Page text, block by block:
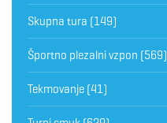
Skupna tura (149)
Športno plezalni vzpon (569)
Tekmovanje (41)